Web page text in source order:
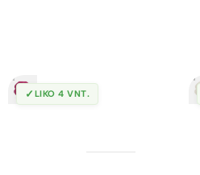
✓ LIKO 4 VNT.